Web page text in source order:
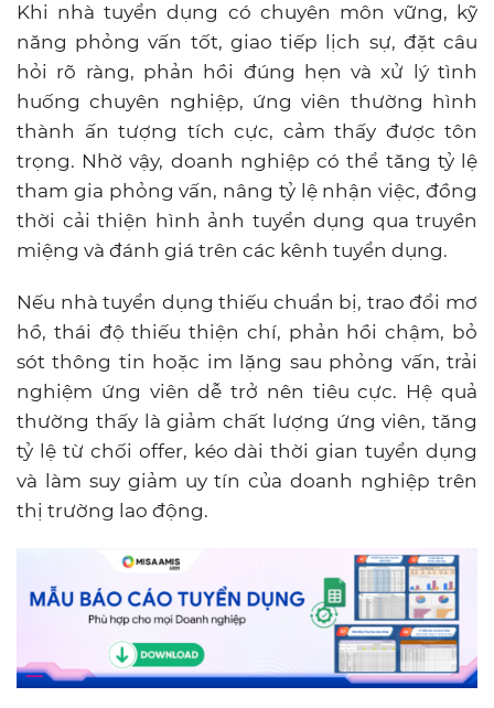
Khi nhà tuyển dụng có chuyên môn vững, kỹ
năng phỏng vấn tốt, giao tiếp lịch sự, đặt câu
hỏi rõ ràng, phản hồi đúng hẹn và xử lý tình
huống chuyên nghiệp, ứng viên thường hình
thành ấn tượng tích cực, cảm thấy được tôn
trọng. Nhờ vậy, doanh nghiệp có thể tăng tỷ lệ
tham gia phỏng vấn, nâng tỷ lệ nhận việc, đồng
thời cải thiện hình ảnh tuyển dụng qua truyền
miệng và đánh giá trên các kênh tuyển dụng.
Nếu nhà tuyển dụng thiếu chuẩn bị, trao đổi mơ
hồ, thái độ thiếu thiện chí, phản hồi chậm, bỏ
sót thông tin hoặc im lặng sau phỏng vấn, trải
nghiệm ứng viên dễ trở nên tiêu cực. Hệ quả
thường thấy là giảm chất lượng ứng viên, tăng
tỷ lệ từ chối offer, kéo dài thời gian tuyển dụng
và làm suy giảm uy tín của doanh nghiệp trên
thị trường lao động.